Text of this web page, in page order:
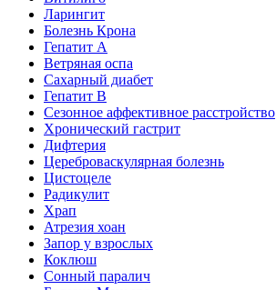
Ларингит
Болезнь Крона
Гепатит A
Ветряная оспа
Сахарный диабет
Гепатит B
Сезонное аффективное расстройство
Хронический гастрит
Дифтерия
Цереброваскулярная болезнь
Цистоцеле
Радикулит
Храп
Атрезия хоан
Запор у взрослых
Коклюш
Сонный паралич